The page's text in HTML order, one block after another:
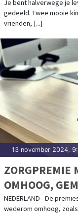
Je bent halverwege je
gedeeld. Twee mooie
vrienden, [...]
13 november 2024,
ZORGPREMIE
OMHOOG,
KOMT UIT OP
NEDERLAND - De
wederom omhoog,